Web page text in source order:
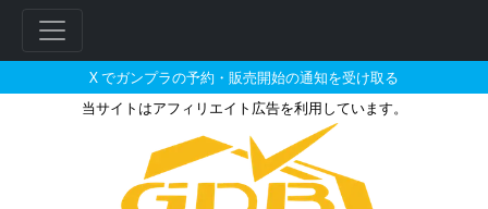
X でガンプラの予約・販売開始の通知を受け取る
当サイトはアフィリエイト広告を利用しています。
MG 1/100 WD-M01 ターンエー